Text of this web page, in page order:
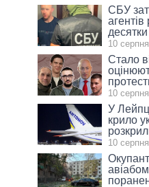
СБУ
10
Стало
10
У
крило
10